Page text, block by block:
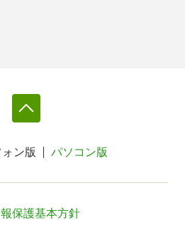
ン版 パソコン版
保護基本方針